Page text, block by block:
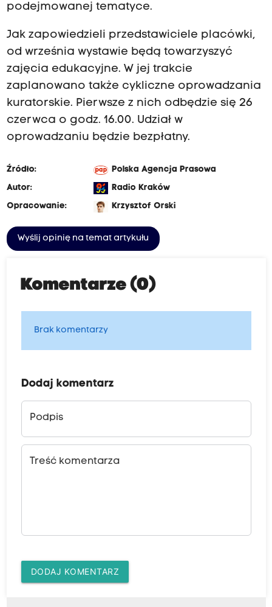
podejmowanej tematyce.
Jak zapowiedzieli przedstawiciele placówki,
od września wystawie będą towarzyszyć
zajęcia edukacyjne. W jej trakcie
zaplanowano także cykliczne oprowadzania
kuratorskie. Pierwsze z nich odbędzie się 26
czerwca o godz. 16.00. Udział w
oprowadzaniu będzie bezpłatny.
Źródło:
Polska Agencja Prasowa
Autor:
Radio Kraków
Opracowanie:
Krzysztof Orski
Wyślij opinię na temat artykułu
Komentarze (0)
Brak komentarzy
Dodaj komentarz
Podpis
Treść komentarza
DODAJ KOMENTARZ